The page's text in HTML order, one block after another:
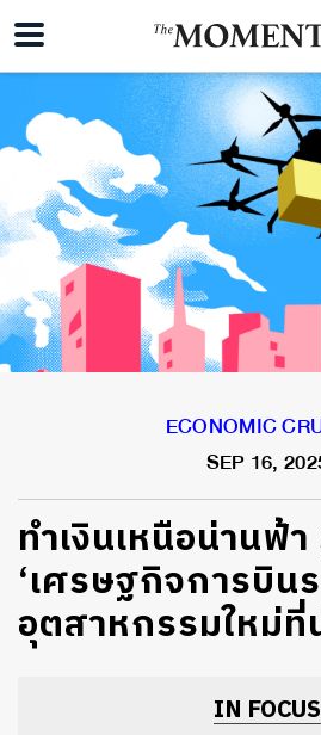
ECONOMIC
SEP 16,
ทำเงินเหนือน่านฟ้
‘เศรษฐกิจการบิน
อุตสาหกรรมใหม่ที่
IN FOCUS